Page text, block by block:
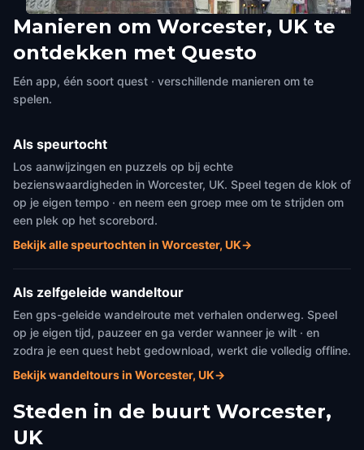
Guildhall
Worcester, UK,United Kingdom
Sir Edward Elgar statue,
Cathedral Square
Manieren om Worcester, UK te
ontdekken met Questo
Eén app, één soort quest · verschillende manieren om te
spelen.
Als speurtocht
Los aanwijzingen en puzzels op bij echte
bezienswaardigheden in Worcester, UK. Speel tegen de klok of
op je eigen tempo · en neem een groep mee om te strijden om
een plek op het scorebord.
Bekijk alle speurtochten in Worcester, UK→
Als zelfgeleide wandeltour
Een gps-geleide wandelroute met verhalen onderweg. Speel
op je eigen tijd, pauzeer en ga verder wanneer je wilt · en
zodra je een quest hebt gedownload, werkt die volledig offline.
Bekijk wandeltours in Worcester, UK→
Steden in de buurt Worcester,
UK